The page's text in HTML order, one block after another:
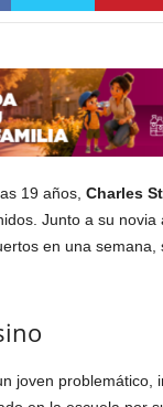
19 años, Charles
Junto a su
en una
joven